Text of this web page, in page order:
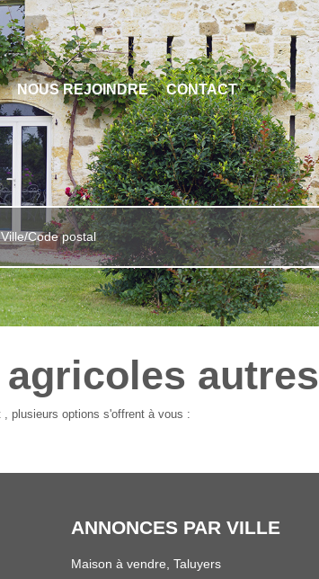
NOUS REJOINDRE CONTACT
Ville/Code postal
autres
plusieurs options s'offrent à vous :
ANNONCES PAR VILLE
Maison à vendre, Taluyers